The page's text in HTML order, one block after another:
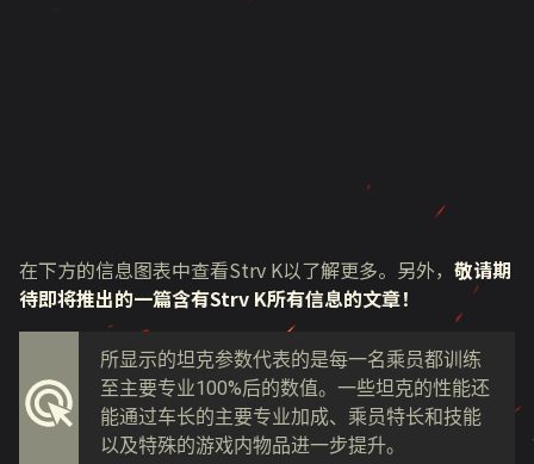
在下方的信息图表中查看Strv K以了解更多。另外， 敬请期
待即将推出的一篇含有Strv K所有信息的文章！
所显示的坦克参数代表的是每一名乘员都训练
至主要专业100%后的数值。一些坦克的性能还
能通过车长的主要专业加成、乘员特长和技能
以及特殊的游戏内物品进一步提升。